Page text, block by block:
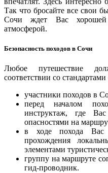
Так что бросайте все свои
Сочи ждет Вас
атмосферой.
Безопасность походов в Сочи
Любое путешествие
соответствии со стандартами
участники походов в
перед началом
инструктаж, где
опасностями на
в ходе похода Вас
прохождения
элементами
группу на маршруте
гид-проводник.